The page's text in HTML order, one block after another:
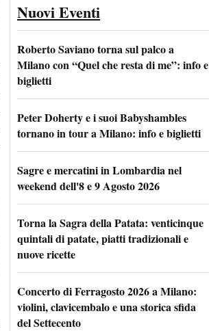
Nuovi Eventi
Roberto Saviano torna sul palco a
Milano con “Quel che resta di me”: info e
biglietti
Peter Doherty e i suoi Babyshambles
tornano in tour a Milano: info e biglietti
Sagre e mercatini in Lombardia nel
weekend dell'8 e 9 Agosto 2026
Torna la Sagra della Patata: venticinque
quintali di patate, piatti tradizionali e
nuove ricette
Concerto di Ferragosto 2026 a Milano:
violini, clavicembalo e una storica sfida
del Settecento